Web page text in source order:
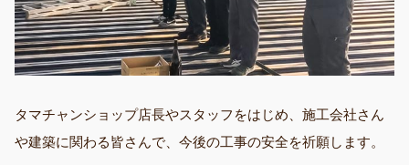
タマチャンショップ店長やスタッフをはじめ、施工会社さん
や建築に関わる皆さんで、今後の工事の安全を祈願します。